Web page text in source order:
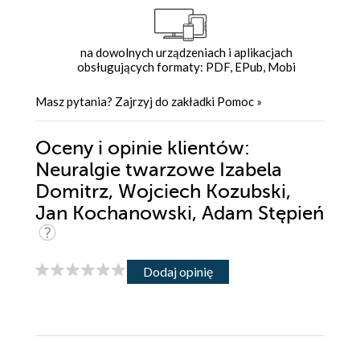
na dowolnych urządzeniach i aplikacjach
obsługujących formaty: PDF, EPub, Mobi
Masz pytania? Zajrzyj do zakładki Pomoc »
Oceny i opinie klientów:
Neuralgie twarzowe Izabela
Domitrz, Wojciech Kozubski,
Jan Kochanowski, Adam Stępień
Dodaj opinię